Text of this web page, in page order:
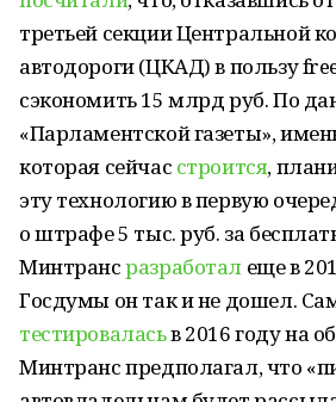
третьей секции Центральной
автодороги (ЦКАД) в пользу
сэкономить 15 млрд руб. По
«Парламентской газеты»,
которая сейчас строится,
эту технологию в первую
о штрафе 5 тыс. руб. за
Минтрансразработал еще в
Госдумы он так и не дошел.
тестироваласьв 2016 году на
Минтранс предполагал, что